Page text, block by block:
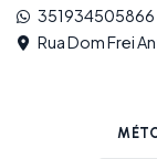
351934505866
Rua Dom Frei